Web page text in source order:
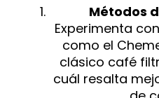
Métodos
Experimenta
como el
clásico café
cuál resalta